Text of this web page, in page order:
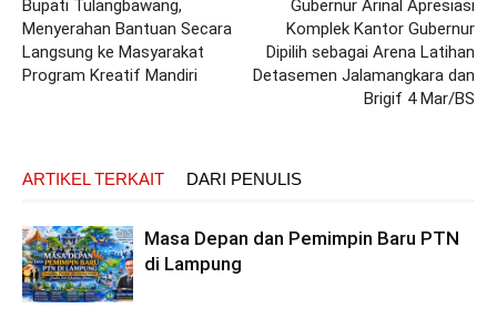
Bupati Tulangbawang,
Menyerahan Bantuan Secara
Langsung ke Masyarakat
Program Kreatif Mandiri
Gubernur Arinal Apresiasi
Komplek Kantor Gubernur
Dipilih sebagai Arena Latihan
Detasemen Jalamangkara dan
Brigif 4 Mar/BS
ARTIKEL TERKAIT DARI PENULIS
Masa Depan dan Pemimpin Baru PTN
di Lampung